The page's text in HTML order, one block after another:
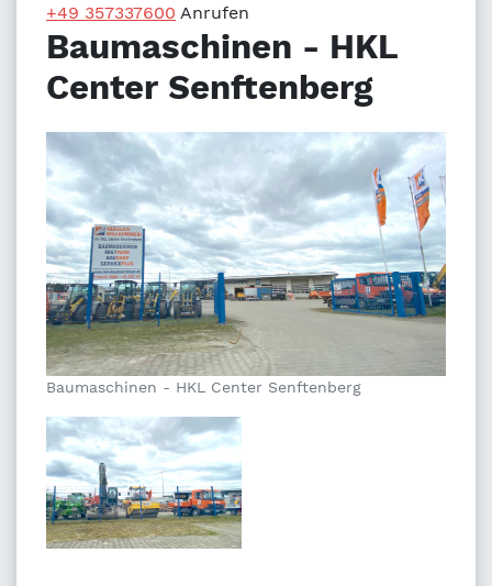
+49 357337600 Anrufen
Baumaschinen - HKL
Center Senftenberg
Baumaschinen - HKL Center Senftenberg